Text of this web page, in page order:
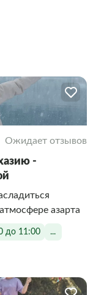
Ожидает отзывов
-
азарта
до 11:00 ...